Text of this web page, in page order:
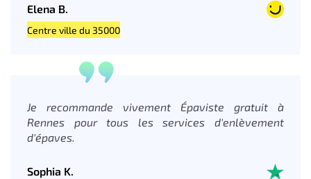
Elena B.
Centre ville du 35000
Je recommande vivement Épaviste gratuit à
Rennes pour tous les services d'enlèvement
d'épaves.
Sophia K.